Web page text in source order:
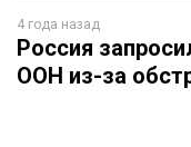
4 года назад
Россия
ООН из-за